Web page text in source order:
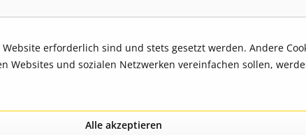
erforderlich sind und stets gesetzt werden. Andere
und sozialen Netzwerken vereinfachen sollen,
Alle akzeptieren